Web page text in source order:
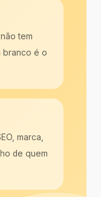
tem
branco é o
marca,
de quem